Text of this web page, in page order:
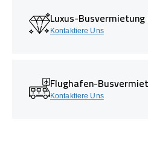
Luxus-Busvermietung
Kontaktiere Uns
Flughafen-
Kontaktiere Uns